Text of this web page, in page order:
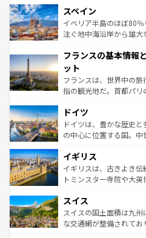
ろん、トスカーナの美し
景など、自然景観も見
ピザやパスタなど、絶品
ませてくれるイタリアで
なお、新着のイタリア情
しい。
スペイン
イベリア半島のほぼ80
注ぐ地中海沿岸から雄大
文化が根付くこの国では
れる闘牛、そして美味し
る。首都マドリードの
アートに溢れた街角から
せる。地方によって風土
ンテンツ一覧を参照して
フランスの基本情報
ット
フランスは、世界中の
指の観光地だ。首都パリ
で、幅広い魅力が詰まっ
聖堂、美しいビーチ、
から魅了する。また、
いる。シャンパンの発祥
香り高いラベンダー畑
らに、パリ以外の地域
れる地方に足を運ぶとそ
きるだろう。 な
を参照してほしい。
ドイツ
ドイツは、豊かな歴史
の中心に位置する国。
顔を持つこの国は、どこ
ルリンの文化的活気、
してライン川沿いのワ
は、お酒好きな人にはぜひ体験
ドイツ情報はコンテンツ
イギリス
イギリスは、古きよき
トミンスター寺院や大
リアごとに異なる魅力が
ティー、ビール好きに
戦など、本場だからこ
スイス
スイスの国土面積は九
な交通網が整備されて